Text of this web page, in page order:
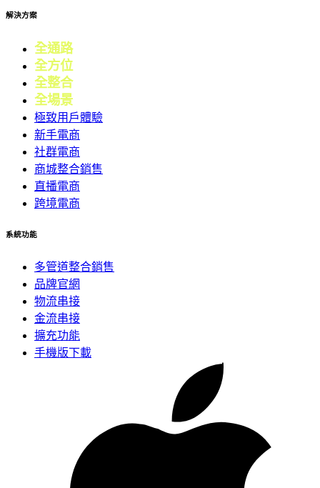
解決方案
全通路電商
全方位零售
全整合行銷
全場景
極致用戶體驗
新手電商
社群電商
商城整合銷售
直播電商
跨境電商
系統功能
多管道整合銷售
品牌官網
物流串接
金流串接
擴充功能
手機版下載